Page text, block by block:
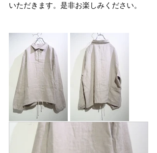
いただきます。是非お楽しみください。